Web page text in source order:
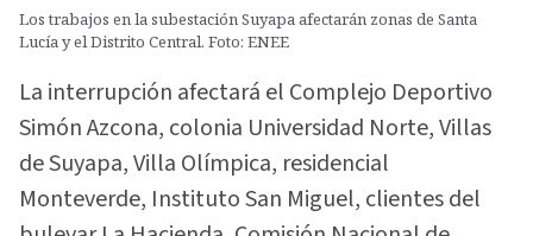
Los trabajos en la subestación Suyapa afectarán zonas de Santa
Lucía y el Distrito Central. Foto: ENEE
La interrupción afectará el Complejo Deportivo
Simón Azcona, colonia Universidad Norte, Villas
de Suyapa, Villa Olímpica, residencial
Monteverde, Instituto San Miguel, clientes del